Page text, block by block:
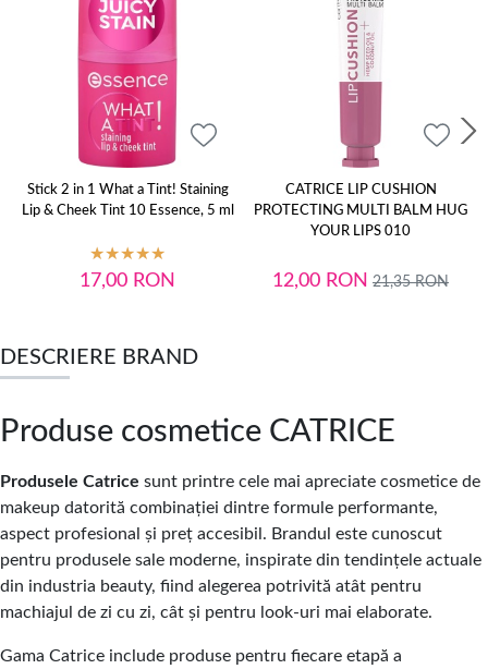
Stick 2 in 1 What a Tint! Staining
Lip & Cheek Tint 10 Essence, 5 ml
17,00 RON
CATRICE LIP CUSHION
PROTECTING MULTI BALM HUG
YOUR LIPS 010
12,00 RON 21,35RON
DESCRIERE BRAND
Produse cosmetice CATRICE
Produsele Catrice sunt printre cele mai apreciate cosmetice de
makeup datorită combinației dintre formule performante,
aspect profesional și preț accesibil. Brandul este cunoscut
pentru produsele sale moderne, inspirate din tendințele actuale
din industria beauty, fiind alegerea potrivită atât pentru
machiajul de zi cu zi, cât și pentru look-uri mai elaborate.
Gama Catrice include produse pentru fiecare etapă a